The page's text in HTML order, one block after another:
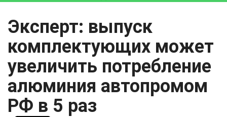
Эксперт: выпуск
комплектующих может
увеличить потребление
алюминия автопромом
РФ в 5 раз